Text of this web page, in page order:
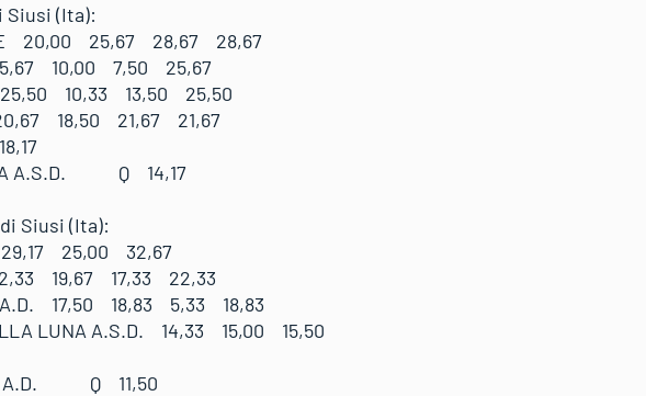
Allievi Alpe di Siusi (Ita):
20,00 25,67 28,67 28,67
10,00 7,50 25,67
25,50 10,33 13,50 25,50
18,50 21,67 21,67
A.S.D. Q 14,17
Alpe di Siusi (Ita):
29,17 25,00 32,67
19,67 17,33 22,33
A.D. 17,50 18,83 5,33 18,83
LUNA A.S.D. 14,33 15,00 15,50
A.D. Q 11,50